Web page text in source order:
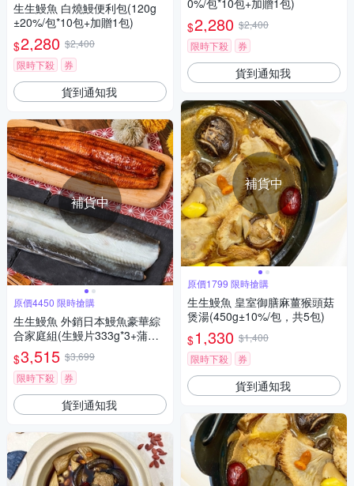
生生鰻魚 白燒鰻便利包(120g
±20%/包*10包+加贈1包)
$2,280 $2,400
限時下殺
券
貨到通知我
補貨中
原價4450 限時搶購
生生鰻魚 外銷日本鰻魚豪華綜
合家庭組(生鰻片333g*3+蒲燒
鰻333g*4)
$3,515 $3,699
限時下殺
券
貨到通知我
0%/包*10包+加贈1包)
$2,280 $2,400
限時下殺
券
貨到通知我
補貨中
原價1799 限時搶購
生生鰻魚 皇室御膳麻薑猴頭菇
煲湯(450g±10%/包，共5包)
$1,330 $1,400
限時下殺
券
貨到通知我